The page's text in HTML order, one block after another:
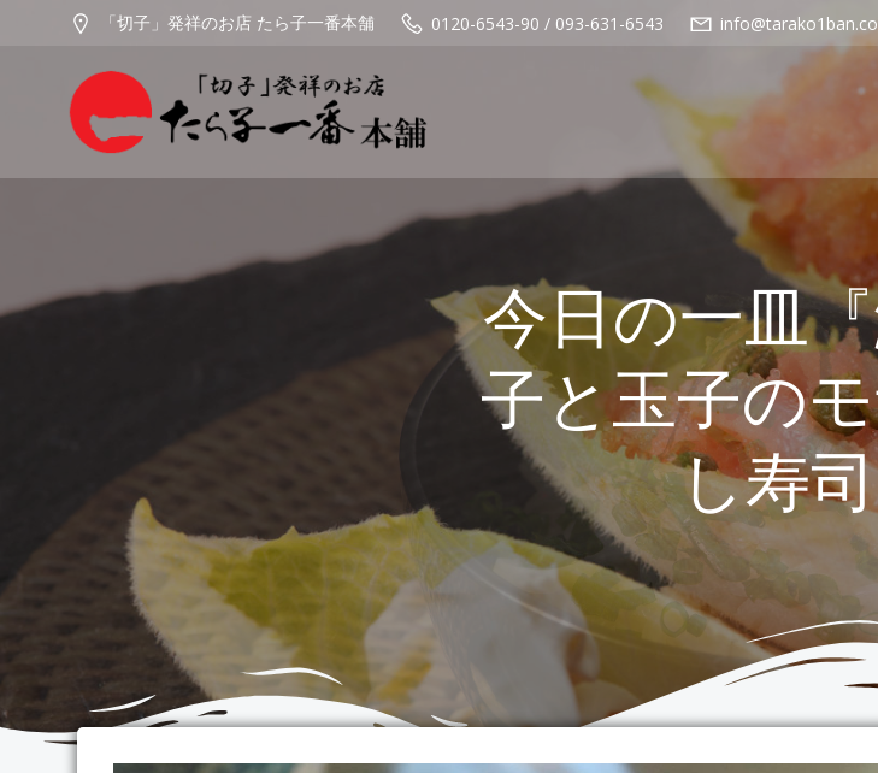
ス
「切子」発祥のお店 たら子一番本舗 0120-6543-90 / 093-631-6543
今日の一皿
子と玉子の
し寿